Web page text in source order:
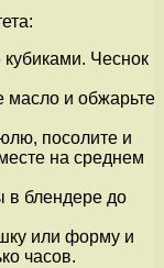
кубиками. Чеснок
масло и обжарьте
посолите и
на среднем
в блендере до
или форму и
часов.